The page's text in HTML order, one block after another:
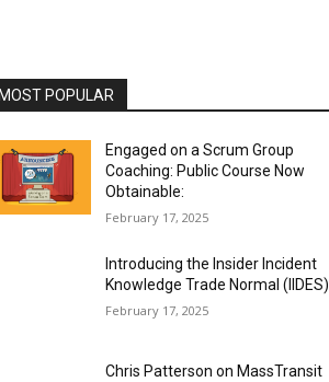
MOST POPULAR
Engaged on a Scrum Group
Coaching: Public Course Now
Obtainable:
February 17, 2025
Introducing the Insider Incident
Knowledge Trade Normal (IIDES)
February 17, 2025
Chris Patterson on MassTransit